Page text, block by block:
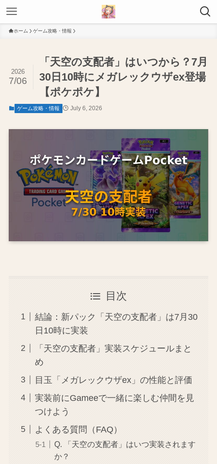
ホーム ゲーム攻略・情報
「天空の支配者」はいつから？7月
30日10時にメガレックウザex登場
【ポケポケ】
2026
7/06
ゲーム攻略・情報 July 6, 2026
目次
結論：新パック「天空の支配者」は7月30
日10時に実装
「天空の支配者」実装スケジュールまと
め
目玉「メガレックウザex」の性能と評価
実装前にGameeで一緒に楽しむ仲間を見
つけよう
よくある質問（FAQ）
Q. 「天空の支配者」はいつ実装されます
か？